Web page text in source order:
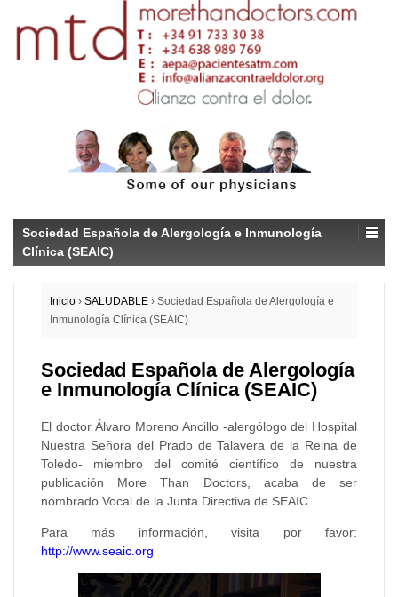
Sociedad Española de Alergología e Inmunología
Clínica (SEAIC)
Inicio › SALUDABLE › Sociedad Española de Alergología e
Inmunología Clínica (SEAIC)
Sociedad Española de Alergología
e Inmunología Clínica (SEAIC)
El doctor Álvaro Moreno Ancillo -alergólogo del Hospital
Nuestra Señora del Prado de Talavera de la Reina de
Toledo- miembro del comité científico de nuestra
publicación More Than Doctors, acaba de ser
nombrado Vocal de la Junta Directiva de SEAIC.
Para más información, visita por favor:
http://www.seaic.org